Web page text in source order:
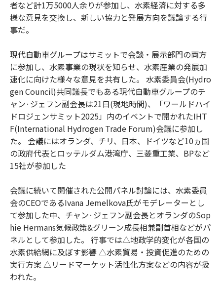
者など計1万5000人余りが参加し、水素経済に対する多
様な意見を交換し、新しい協力と発展方向を議論する行
事だ。
現代自動車グループはサミットで会談・展示部門の両方
に参加し、水素事業の現状を知らせ、水素産業の発展加
速化に向けた様々な意見を共有した。 水素委員会(Hydro
gen Council)共同議長でもある現代自動車グループのチ
ャン·ジェフン副会長は21日(現地時間)、「ワールドハイ
ドロジェンサミット2025」内のイベントで開かれたIHT
F(International Hydrogen Trade Forum)会議に参加し
た。 会議にはオランダ、チリ、日本、ドイツなど10ヵ国
の政府代表とロッテルダム港湾庁、三菱重工業、BPなど
15社が参加した
会議に続いて開催された公開パネル討論には、水素委員
会のCEOであるIvana Jemelkova氏がモデレーターとし
て参加した中、チャン·ジェフン副会長とオランダのSop
hie Hermans気候政策&グリーン成長相兼副首相などがパ
ネルとして参加した。 行事では△地政学的変化が各国の
水素供給網に及ぼす影響 △水素貿易・投資促進のための
実行方案 △リードマーケット活性化方案などの内容が扱
われた。